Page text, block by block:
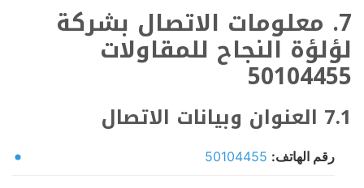
7. معلومات الاتصال بشركة
لؤلؤة النجاح للمقاولات
50104455
7.1 العنوان وبيانات الاتصال
رقم الهاتف: 50104455